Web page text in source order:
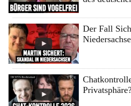
Der Fall